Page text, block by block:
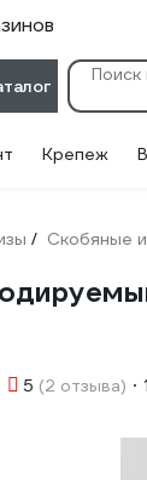
Крепеж
/ Скобяные
5 (2 отзыва)